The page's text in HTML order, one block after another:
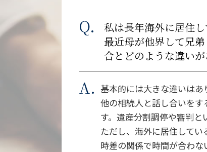
私は長年海外に居住
最近母が他界して兄
合とどのような違いが
基本的には大きな違いはあ
他の相続人と話し合いを
す。遺産分割調停や審判
ただし、海外に居住して
時差の関係で時間が合わ